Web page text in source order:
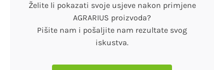
Želite li pokazati svoje usjeve nakon primjene
AGRARIUS proizvoda?
Pišite nam i pošaljite nam rezultate svog
iskustva.